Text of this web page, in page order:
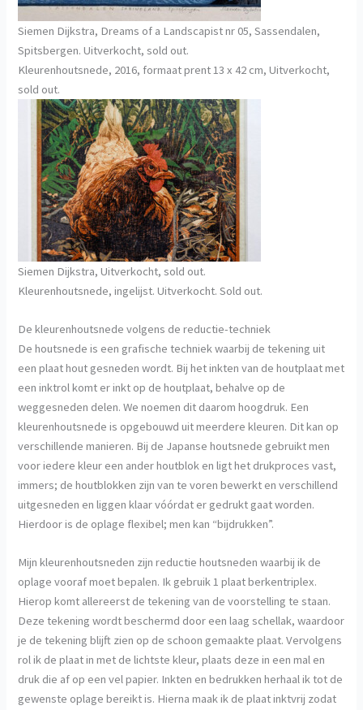
Siemen Dijkstra, Dreams of a Landscapist nr 05, Sassendalen,
Spitsbergen. Uitverkocht, sold out.
Kleurenhoutsnede, 2016, formaat prent 13 x 42 cm, Uitverkocht,
sold out.
Siemen Dijkstra, Uitverkocht, sold out.
Kleurenhoutsnede, ingelijst. Uitverkocht. Sold out.
De kleurenhoutsnede volgens de reductie-techniek
De houtsnede is een grafische techniek waarbij de tekening uit
een plaat hout gesneden wordt. Bij het inkten van de houtplaat met
een inktrol komt er inkt op de houtplaat, behalve op de
weggesneden delen. We noemen dit daarom hoogdruk. Een
kleurenhoutsnede is opgebouwd uit meerdere kleuren. Dit kan op
verschillende manieren. Bij de Japanse houtsnede gebruikt men
voor iedere kleur een ander houtblok en ligt het drukproces vast,
immers; de houtblokken zijn van te voren bewerkt en verschillend
uitgesneden en liggen klaar vóórdat er gedrukt gaat worden.
Hierdoor is de oplage flexibel; men kan “bijdrukken”.
Mijn kleurenhoutsneden zijn reductie houtsneden waarbij ik de
oplage vooraf moet bepalen. Ik gebruik 1 plaat berkentriplex.
Hierop komt allereerst de tekening van de voorstelling te staan.
Deze tekening wordt beschermd door een laag schellak, waardoor
je de tekening blijft zien op de schoon gemaakte plaat. Vervolgens
rol ik de plaat in met de lichtste kleur, plaats deze in een mal en
druk die af op een vel papier. Inkten en bedrukken herhaal ik tot de
gewenste oplage bereikt is. Hierna maak ik de plaat inktvrij zodat